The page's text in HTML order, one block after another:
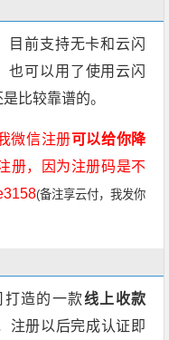
目前支持无卡和云闪
也可以用了使用云闪
比较靠谱的。
微信注册可以给你降
册，因为注册码是不
(备注享云付，我发你
造的一款线上收款
注册以后完成认证即